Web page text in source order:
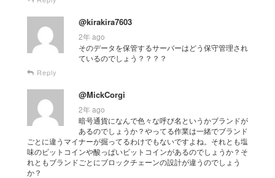
@kirakira7603
2年 ago
そのデータを保管するサーバーはどう保守管理され
ているのでしょう？？？？
Reply
@MickCorgi
2年 ago
暗号通貨になんで色々な呼び名というかブランドが
あるのでしょうか？やってる作業は一緒でブランド
ごとに違うマイナーが掘ってるわけでもないですよね。それとも塩
味のビットコインや酸っぱいビットコインがあるのでしょうか？そ
れともブランドごとにブロックチェーンの設計が違うのでしょう
か？